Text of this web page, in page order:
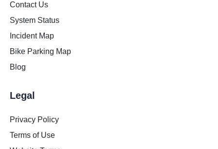
Contact Us
System Status
Incident Map
Bike Parking Map
Blog
Legal
Privacy Policy
Terms of Use